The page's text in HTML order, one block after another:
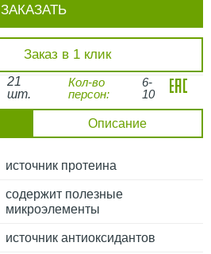
Заказ в 1 клик
ЗАКАЗАТЬ
21
шт.
Кол-во
персон:
6-
10
Описание
источник протеина
содержит полезные
микроэлементы
источник антиоксидантов